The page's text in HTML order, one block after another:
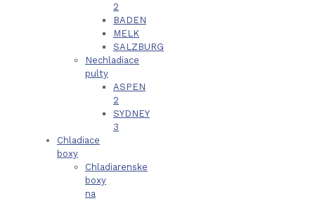
2
BADEN
MELK
SALZBURG
Nechladiace
pulty
ASPEN
2
SYDNEY
3
Chladiace
boxy
Chladiarenske
boxy
na